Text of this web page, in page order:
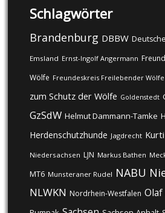
Schlagwörter
Brandenburg DBBW
Emsland Ernst-Ingolf Angermann
Wölfe Freundeskreis Freilebender Wölfe
zum Schutz der Wölfe Goldenstedt
GzSdW Helmut Dammann-Tamke
Herdenschutzhunde Jagdrecht Kurti
Niedersachsen LJN Markus Bathen
MT6 Munsteraner Rudel NABU
NLWKN Nordrhein-Westfalen Olaf